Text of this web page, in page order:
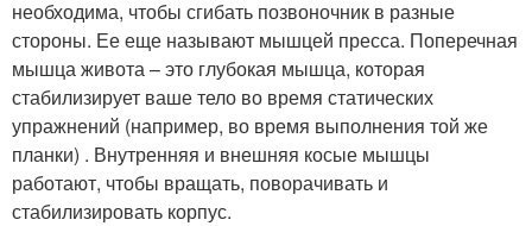
необходима, чтобы сгибать позвоночник в разные
стороны. Ее еще называют мышцей пресса. Поперечная
мышца живота – это глубокая мышца, которая
стабилизирует ваше тело во время статических
упражнений (например, во время выполнения той же
планки) . Внутренняя и внешняя косые мышцы
работают, чтобы вращать, поворачивать и
стабилизировать корпус.